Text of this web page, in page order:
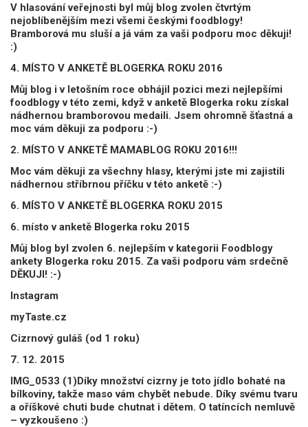
V hlasování veřejnosti byl můj blog zvolen čtvrtým
nejoblíbenějším mezi všemi českými foodblogy!
Bramborová mu sluší a já vám za vaši podporu moc děkuji!
:)
4. MÍSTO V ANKETĚ BLOGERKA ROKU 2016
Můj blog i v letošním roce obhájil pozici mezi nejlepšími
foodblogy v této zemi, když v anketě Blogerka roku získal
nádhernou bramborovou medaili. Jsem ohromně šťastná a
moc vám děkuji za podporu :-)
2. MÍSTO V ANKETĚ MAMABLOG ROKU 2016!!!
Moc vám děkuji za všechny hlasy, kterými jste mi zajistili
nádhernou stříbrnou příčku v této anketě :-)
6. MÍSTO V ANKETĚ BLOGERKA ROKU 2015
6. místo v anketě Blogerka roku 2015
Můj blog byl zvolen 6. nejlepším v kategorii Foodblogy
ankety Blogerka roku 2015. Za vaši podporu vám srdečně
DĚKUJI! :-)
Instagram
myTaste.cz
Cizrnový guláš (od 1 roku)
7. 12. 2015
IMG_0533 (1)Díky množství cizrny je toto jídlo bohaté na
bílkoviny, takže maso vám chybět nebude. Díky svému tvaru
a oříškové chuti bude chutnat i dětem. O tatíncích nemluvě
– vyzkoušeno :)